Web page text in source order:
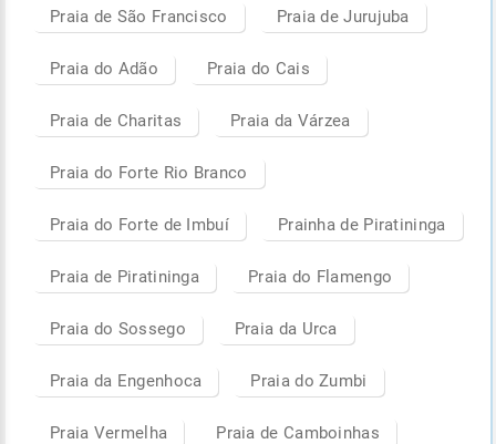
Praia de São Francisco Praia de Jurujuba
Praia do Adão Praia do Cais
Praia de Charitas Praia da Várzea
Praia do Forte Rio Branco
Praia do Forte de Imbuí Prainha de Piratininga
Praia de Piratininga Praia do Flamengo
Praia do Sossego Praia da Urca
Praia da Engenhoca Praia do Zumbi
Praia Vermelha Praia de Camboinhas